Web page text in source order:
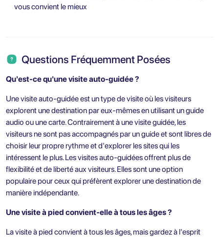
vous convient le mieux
Questions Fréquemment Posées
Qu'est-ce qu'une visite auto-guidée ?
Une visite auto-guidée est un type de visite où les visiteurs
explorent une destination par eux-mêmes en utilisant un guide
audio ou une carte. Contrairement à une visite guidée, les
visiteurs ne sont pas accompagnés par un guide et sont libres de
choisir leur propre rythme et d'explorer les sites qui les
intéressent le plus. Les visites auto-guidées offrent plus de
flexibilité et de liberté aux visiteurs. Elles sont une option
populaire pour ceux qui préfèrent explorer une destination de
manière indépendante.
Une visite à pied convient-elle à tous les âges ?
La visite à pied convient à tous les âges, mais gardez à l'esprit